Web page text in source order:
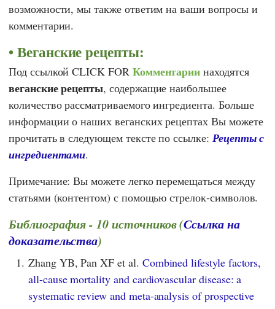
возможности, мы также ответим на ваши вопросы и
комментарии.
Веганские рецепты:
Под ссылкой CLICK FOR Комментарии находятся
веганские рецепты, содержащие наибольшее
количество рассматриваемого ингредиента. Больше
информации о наших веганских рецептах Вы можете
прочитать в следующем тексте по ссылке: Рецепты с
ингредиентами.
Примечание: Вы можете легко перемещаться между
статьями (контентом) с помощью стрелок-символов.
Библиография - 10 источников (Ссылка на
доказательства)
1. Zhang YB, Pan XF et al. Combined lifestyle factors,
all-cause mortality and cardiovascular disease: a
systematic review and meta-analysis of prospective